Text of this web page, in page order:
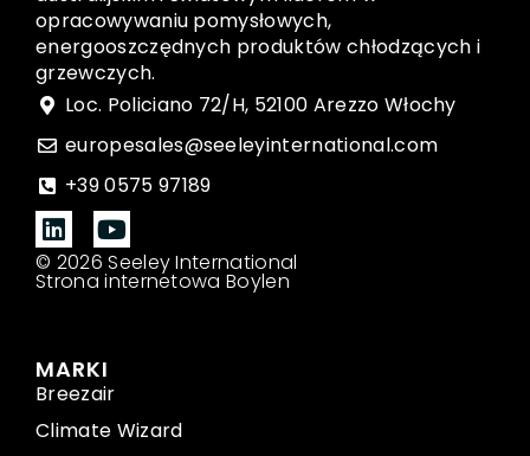
opracowywaniu pomysłowych,
energooszczędnych produktów chłodzących i
grzewczych.
Loc. Policiano 72/H, 52100 Arezzo Włochy
europesales@seeleyinternational.com
+39 0575 97189
© 2026 Seeley International
Strona internetowa Boylen
MARKI
Breezair
Climate Wizard